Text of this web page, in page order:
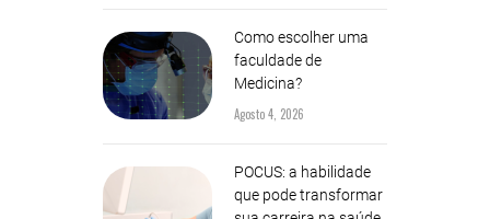
Como escolher uma
faculdade de
Medicina?
Agosto 4, 2026
POCUS: a habilidade
que pode transformar